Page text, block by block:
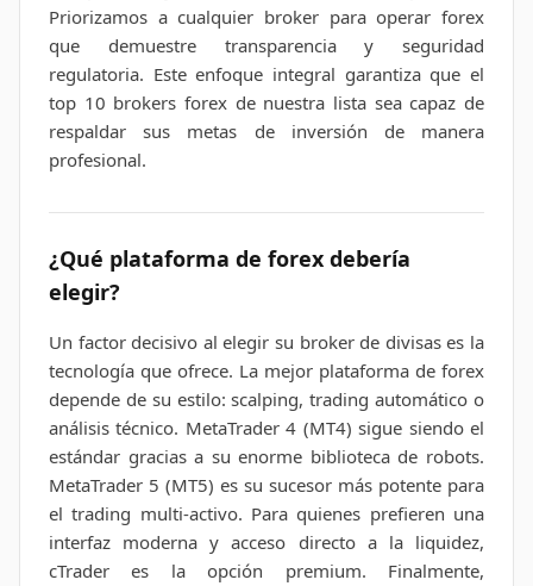
Priorizamos a cualquier broker para operar forex
que demuestre transparencia y seguridad
regulatoria. Este enfoque integral garantiza que el
top 10 brokers forex de nuestra lista sea capaz de
respaldar sus metas de inversión de manera
profesional.
¿Qué plataforma de forex debería
elegir?
Un factor decisivo al elegir su broker de divisas es la
tecnología que ofrece. La mejor plataforma de forex
depende de su estilo: scalping, trading automático o
análisis técnico. MetaTrader 4 (MT4) sigue siendo el
estándar gracias a su enorme biblioteca de robots.
MetaTrader 5 (MT5) es su sucesor más potente para
el trading multi-activo. Para quienes prefieren una
interfaz moderna y acceso directo a la liquidez,
cTrader es la opción premium. Finalmente,